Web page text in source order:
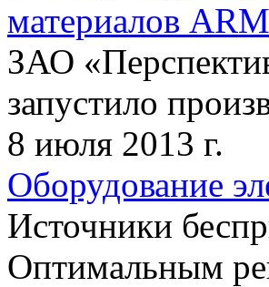
материалов
ЗАО
запустило
8 июля 2013 г.
Оборудование
Источники
Оптимальным